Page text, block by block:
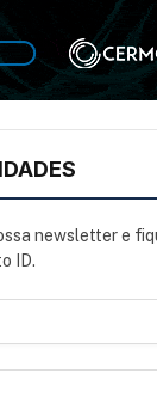
newsletter e
ID.